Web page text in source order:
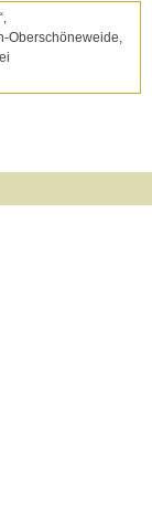
Oberschöneweide,